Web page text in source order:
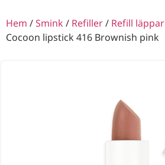
Hem /Smink / Refiller/ Refill läppar
Cocoon lipstick 416 Brownish pink